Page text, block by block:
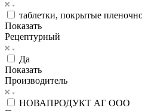
таблетки, покрытые
Показать
Рецептурный
Да
Показать
Производитель
НОВАПРОДУКТ АГ ООО